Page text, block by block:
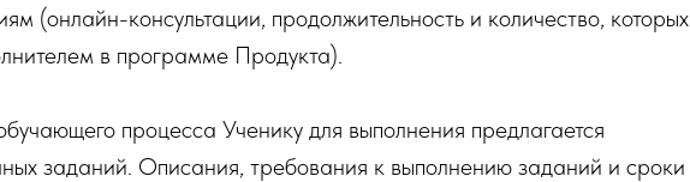
(онлайн-консультации, продолжительность и количество, которых
в программе Продукта).
процесса Ученику для выполнения предлагается
заданий. Описания, требования к выполнению заданий и сроки